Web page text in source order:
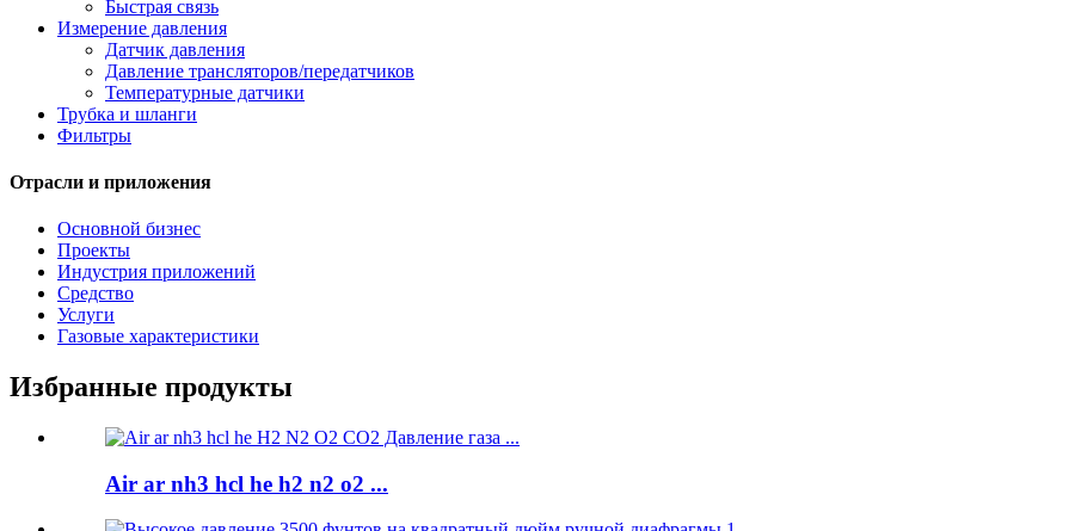
Быстрая связь
Измерение давления
Датчик давления
Давление трансляторов/передатчиков
Температурные датчики
Трубка и шланги
Фильтры
Отрасли и приложения
Основной бизнес
Проекты
Индустрия приложений
Средство
Услуги
Газовые характеристики
Избранные продукты
Air ar nh3 hcl he h2 n2 o2 ...